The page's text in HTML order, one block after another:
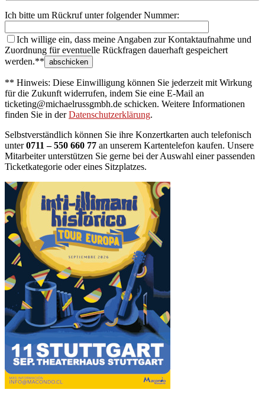
Ich bitte um Rückruf unter folgender Nummer:
Ich willige ein, dass meine Angaben zur Kontaktaufnahme und
Zuordnung für eventuelle Rückfragen dauerhaft gespeichert
werden.**
** Hinweis: Diese Einwilligung können Sie jederzeit mit Wirkung
für die Zukunft widerrufen, indem Sie eine E-Mail an
ticketing@michaelrussgmbh.de schicken. Weitere Informationen
finden Sie in derDatenschutzerklärung.
Selbstverständlich können Sie ihre Konzertkarten auch telefonisch
unter0711 – 550 660 77 an unserem Kartentelefon kaufen. Unsere
Mitarbeiter unterstützen Sie gerne bei der Auswahl einer passenden
Ticketkategorie oder eines Sitzplatzes.